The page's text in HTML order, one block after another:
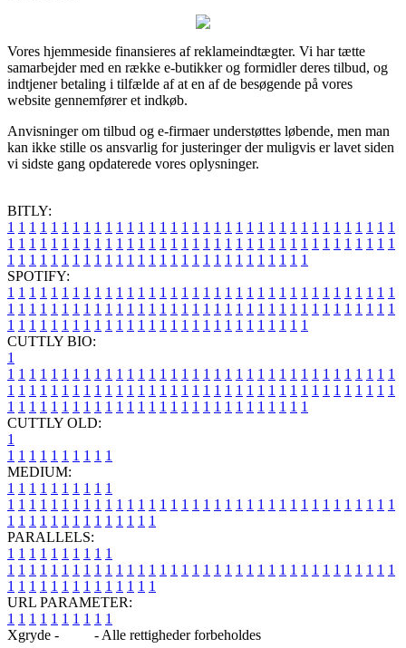
Vores hjemmeside finansieres af reklameindtægter. Vi har tætte
samarbejder med en række e-butikker og formidler deres tilbud, og
indtjener betaling i tilfælde af at en af de besøgende på vores
website gennemfører et indkøb.
Anvisninger om tilbud og e-firmaer understøttes løbende, men man
kan ikke stille os ansvarlig for justeringer der muligvis er lavet siden
vi sidste gang opdaterede vores oplysninger.
BITLY:
1 1 1 1 1 1 1 1 1 1 1 1 1 1 1 1 1 1 1 1 1 1 1 1 1 1 1 1 1 1 1 1 1 1 1 1
1 1 1 1 1 1 1 1 1 1 1 1 1 1 1 1 1 1 1 1 1 1 1 1 1 1 1 1 1 1 1 1 1 1 1 1
1 1 1 1 1 1 1 1 1 1 1 1 1 1 1 1 1 1 1 1 1 1 1 1 1 1 1 1
SPOTIFY:
1 1 1 1 1 1 1 1 1 1 1 1 1 1 1 1 1 1 1 1 1 1 1 1 1 1 1 1 1 1 1 1 1 1 1 1
1 1 1 1 1 1 1 1 1 1 1 1 1 1 1 1 1 1 1 1 1 1 1 1 1 1 1 1 1 1 1 1 1 1 1 1
1 1 1 1 1 1 1 1 1 1 1 1 1 1 1 1 1 1 1 1 1 1 1 1 1 1 1 1
CUTTLY BIO:
1
1 1 1 1 1 1 1 1 1 1 1 1 1 1 1 1 1 1 1 1 1 1 1 1 1 1 1 1 1 1 1 1 1 1 1 1
1 1 1 1 1 1 1 1 1 1 1 1 1 1 1 1 1 1 1 1 1 1 1 1 1 1 1 1 1 1 1 1 1 1 1 1
1 1 1 1 1 1 1 1 1 1 1 1 1 1 1 1 1 1 1 1 1 1 1 1 1 1 1 1
CUTTLY OLD:
1
1 1 1 1 1 1 1 1 1 1
MEDIUM:
1 1 1 1 1 1 1 1 1 1
1 1 1 1 1 1 1 1 1 1 1 1 1 1 1 1 1 1 1 1 1 1 1 1 1 1 1 1 1 1 1 1 1 1 1 1
1 1 1 1 1 1 1 1 1 1 1 1 1 1
PARALLELS:
1 1 1 1 1 1 1 1 1 1
1 1 1 1 1 1 1 1 1 1 1 1 1 1 1 1 1 1 1 1 1 1 1 1 1 1 1 1 1 1 1 1 1 1 1 1
1 1 1 1 1 1 1 1 1 1 1 1 1 1
URL PARAMETER:
1 1 1 1 1 1 1 1 1 1
Xgryde -
- Alle rettigheder forbeholdes